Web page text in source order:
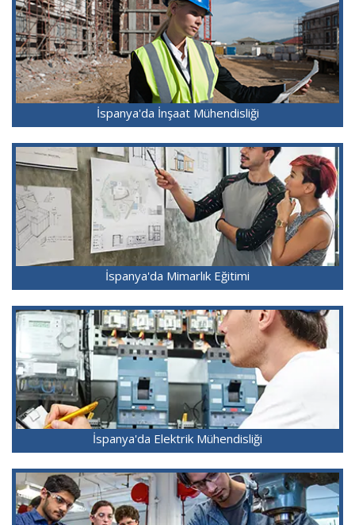
İspanya'da İnşaat Mühendisliği
İspanya'da Mimarlık Eğitimi
İspanya'da Elektrik Mühendisliği